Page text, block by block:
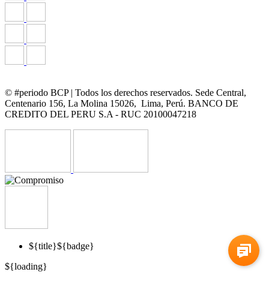
© #periodo BCP | Todos los derechos reservados. Sede Central,
Centenario 156, La Molina 15026, Lima, Perú. BANCO DE
CREDITO DEL PERU S.A - RUC 20100047218
${title}${badge}
${loading}